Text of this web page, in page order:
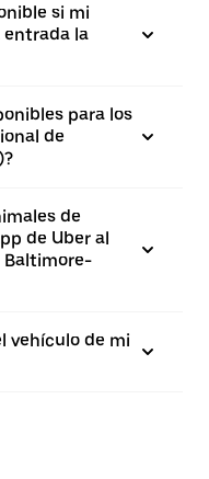
si mi
entrada la
para los
de
de
de Uber al
Baltimore-
vehículo de mi